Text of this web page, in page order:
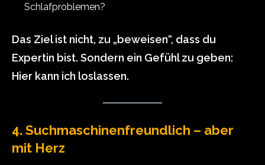
Schlafproblemen?
Das Ziel ist nicht, zu „beweisen“, dass du
Expertin bist. Sondern ein Gefühl zu geben:
Hier kann ich loslassen.
4. Suchmaschinenfreundlich – aber
mit Herz